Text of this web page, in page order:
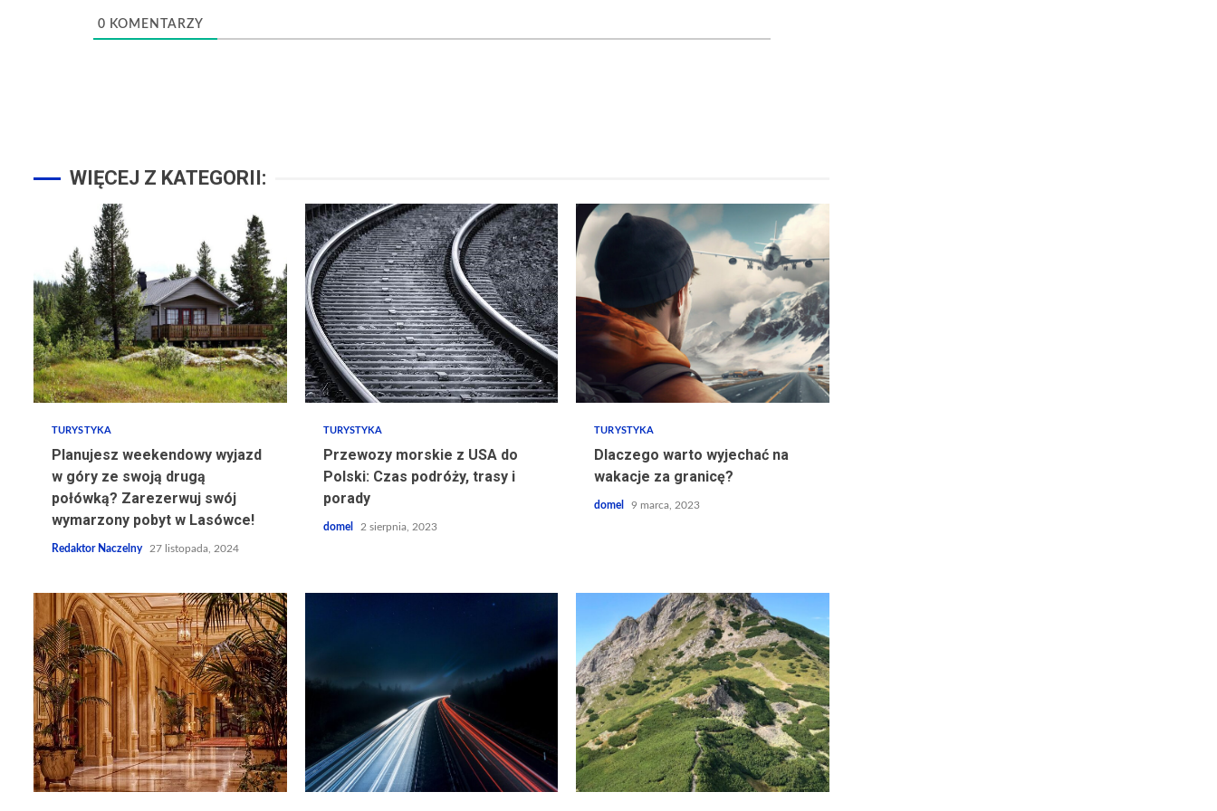
0 KOMENTARZY
WIĘCEJ Z KATEGORII:
TURYSTYKA
Planujesz weekendowy wyjazd
w góry ze swoją drugą
połówką? Zarezerwuj swój
wymarzony pobyt w Lasówce!
Redaktor Naczelny 27 listopada, 2024
TURYSTYKA
Przewozy morskie z USA do
Polski: Czas podróży, trasy i
porady
domel 2 sierpnia, 2023
TURYSTYKA
Dlaczego warto wyjechać na
wakacje za granicę?
domel 9 marca, 2023